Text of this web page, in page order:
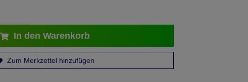
In den Warenkorb
Zum Merkzettel hinzufügen